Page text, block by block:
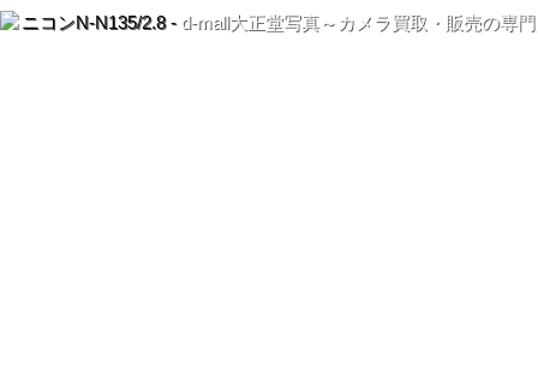
ニコンN-N135/2.8 - d-mall大正堂写真～カメラ買取・販売の専